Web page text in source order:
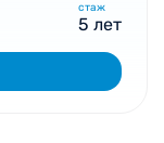
стаж
5 лет